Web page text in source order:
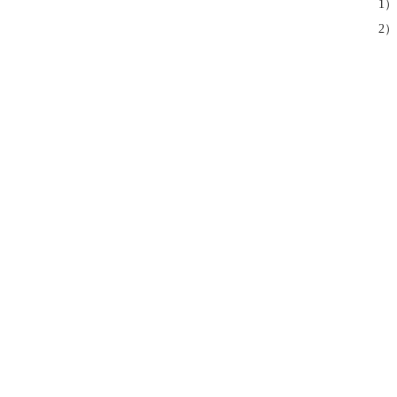
1）
2）